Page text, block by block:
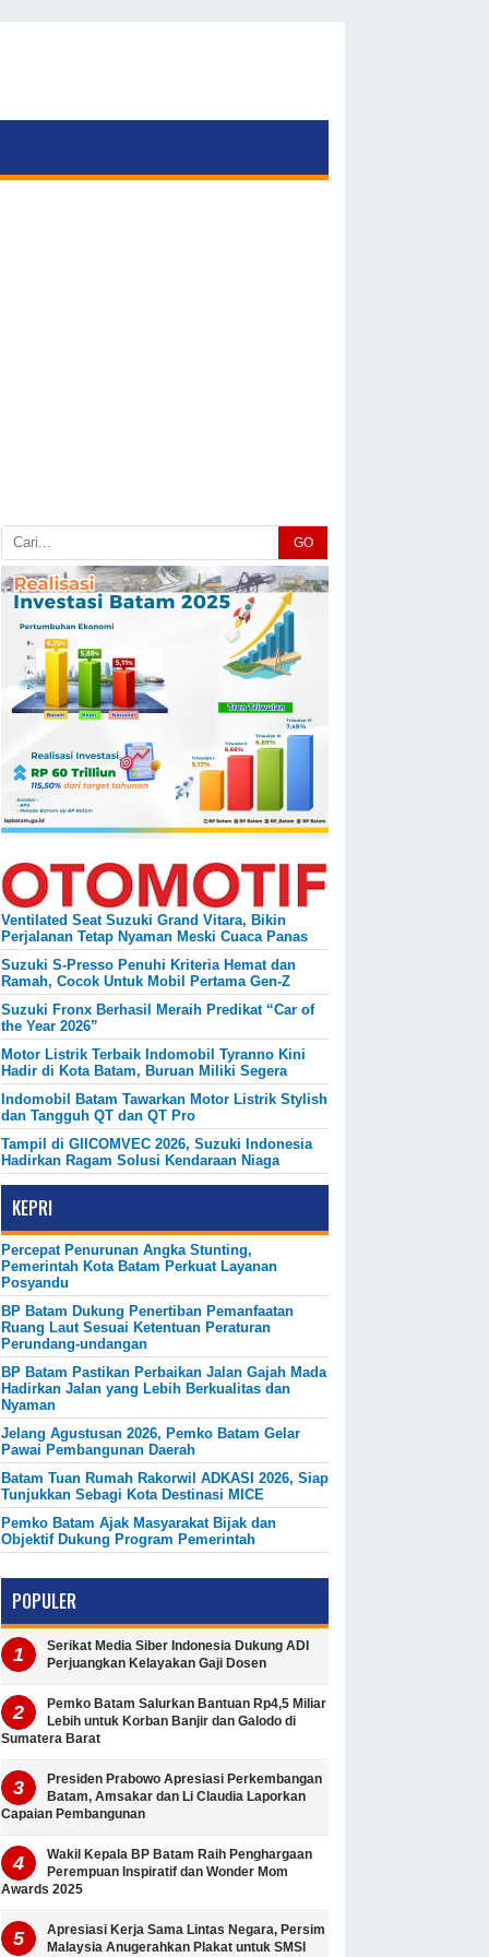
GO
Ventilated Seat Suzuki Grand Vitara, Bikin
Perjalanan Tetap Nyaman Meski Cuaca Panas
Suzuki S-Presso Penuhi Kriteria Hemat dan
Ramah, Cocok Untuk Mobil Pertama Gen-Z
Suzuki Fronx Berhasil Meraih Predikat “Car of
the Year 2026”
Motor Listrik Terbaik Indomobil Tyranno Kini
Hadir di Kota Batam, Buruan Miliki Segera
Indomobil Batam Tawarkan Motor Listrik Stylish
dan Tangguh QT dan QT Pro
Tampil di GIICOMVEC 2026, Suzuki Indonesia
Hadirkan Ragam Solusi Kendaraan Niaga
KEPRI
Percepat Penurunan Angka Stunting,
Pemerintah Kota Batam Perkuat Layanan
Posyandu
BP Batam Dukung Penertiban Pemanfaatan
Ruang Laut Sesuai Ketentuan Peraturan
Perundang-undangan
BP Batam Pastikan Perbaikan Jalan Gajah Mada
Hadirkan Jalan yang Lebih Berkualitas dan
Nyaman
Jelang Agustusan 2026, Pemko Batam Gelar
Pawai Pembangunan Daerah
Batam Tuan Rumah Rakorwil ADKASI 2026, Siap
Tunjukkan Sebagi Kota Destinasi MICE
Pemko Batam Ajak Masyarakat Bijak dan
Objektif Dukung Program Pemerintah
POPULER
Serikat Media Siber Indonesia Dukung ADI
Perjuangkan Kelayakan Gaji Dosen
Pemko Batam Salurkan Bantuan Rp4,5 Miliar
Lebih untuk Korban Banjir dan Galodo di
Sumatera Barat
Presiden Prabowo Apresiasi Perkembangan
Batam, Amsakar dan Li Claudia Laporkan
Capaian Pembangunan
Wakil Kepala BP Batam Raih Penghargaan
Perempuan Inspiratif dan Wonder Mom
Awards 2025
Apresiasi Kerja Sama Lintas Negara, Persim
Malaysia Anugerahkan Plakat untuk SMSI